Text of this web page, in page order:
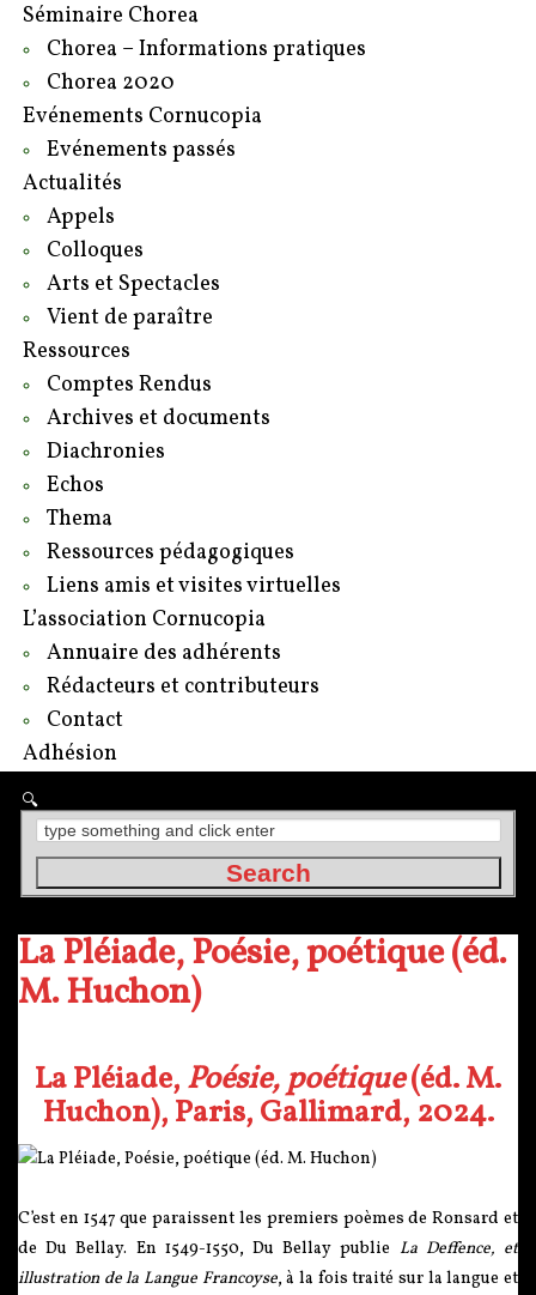
Séminaire Chorea
Chorea – Informations pratiques
Chorea 2020
Evénements Cornucopia
Evénements passés
Actualités
Appels
Colloques
Arts et Spectacles
Vient de paraître
Ressources
Comptes Rendus
Archives et documents
Diachronies
Echos
Thema
Ressources pédagogiques
Liens amis et visites virtuelles
L’association Cornucopia
Annuaire des adhérents
Rédacteurs et contributeurs
Contact
Adhésion
La Pléiade, Poésie, poétique (éd.
M. Huchon)
La Pléiade,Poésie, poétique(éd. M.
Huchon), Paris, Gallimard, 2024.
C’est en 1547 que paraissent les premiers poèmes de Ronsard et
de Du Bellay. En 1549-1550, Du Bellay publie La Deffence, et
illustration de la Langue Francoyse, à la fois traité sur la langue et